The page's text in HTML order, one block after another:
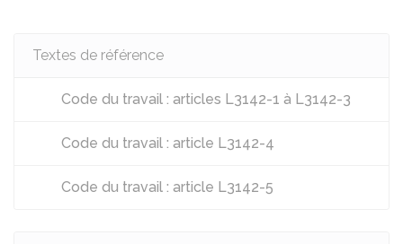
Textes de référence
Code du travail : articles L3142-1 à L3142-3
Code du travail : article L3142-4
Code du travail : article L3142-5